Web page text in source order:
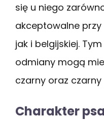
się u niego
akceptowalne przy
jak i belgijskiej.
odmiany mogą
czarny oraz
Charakter